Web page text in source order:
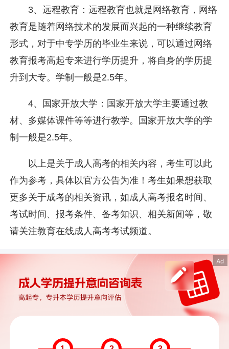
3、远程教育：远程教育也就是网络教育，网络
教育是随着网络技术的发展而兴起的一种继续教育
形式，对于中专学历的毕业生来说，可以通过网络
教育报考高起专来进行学历提升，将自身的学历提
升到大专。学制一般是2.5年。
4、国家开放大学：国家开放大学主要通过教
材、多媒体课件等等进行教学。国家开放大学的学
制一般是2.5年。
以上是关于成人高考的相关内容，考生可以此
作为参考，具体以官方公告为准！考生如果想获取
更多关于成考的相关资讯，如成人高考报名时间、
考试时间、报考条件、备考知识、相关新闻等，敬
请关注教育在线成人高考考试频道。